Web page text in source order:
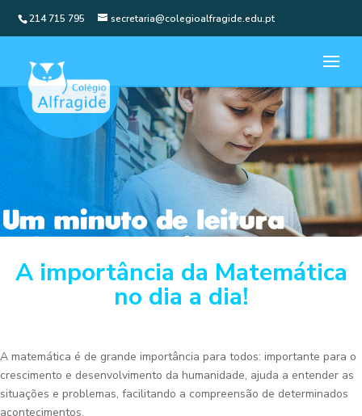
214 715 795 secretaria@colegioalfragide.edu.pt
A importância da Matemática
no dia a dia!
A matemática é de grande importância para todos: importante para o
crescimento e desenvolvimento da humanidade, ajuda a entender as
situações e problemas, facilitando a compreensão de determinados
acontecimentos.